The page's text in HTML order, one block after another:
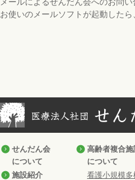
メールによるせんだん会へのお問
お使いのメールソフトが起動した
せんだん会
について
高齢者複合施
について
施設紹介
看護小規模多